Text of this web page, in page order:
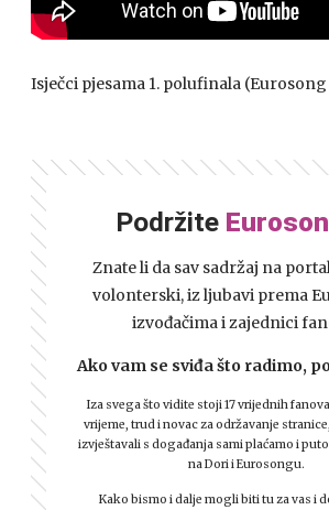
Isječci pjesama 1. polufinala (Eurosong
Podržite
Znate li da sav sadržaj na
volonterski, iz ljubavi prema
izvođačima i zajednici
Ako vam se sviđa što radimo,
Iza svega što vidite stoji 17 vrijednih
vrijeme, trud i novac za održavanje
izvještavali s događanja sami plaćamo i
na Dori i Eurosongu.
Kako bismo i dalje mogli biti tu za vas i